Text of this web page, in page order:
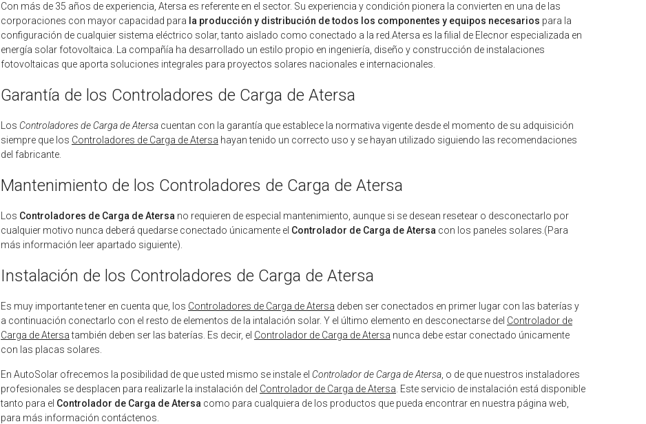
Con más de 35 años de experiencia, Atersa es referente en el sector. Su experiencia y condición pionera la convierten en una de las
corporaciones con mayor capacidad para la producción y distribución de todos los componentes y equipos necesarios para la
configuración de cualquier sistema eléctrico solar, tanto aislado como conectado a la red.Atersa es la filial de Elecnor especializada en
energía solar fotovoltaica. La compañía ha desarrollado un estilo propio en ingeniería, diseño y construcción de instalaciones
fotovoltaicas que aporta soluciones integrales para proyectos solares nacionales e internacionales.
Garantía de los Controladores de Carga de Atersa
Los Controladores de Carga de Atersa cuentan con la garantía que establece la normativa vigente desde el momento de su adquisición
siempre que los Controladores de Carga de Atersa hayan tenido un correcto uso y se hayan utilizado siguiendo las recomendaciones
del fabricante.
Mantenimiento de los Controladores de Carga de Atersa
Los Controladores de Carga de Atersa no requieren de especial mantenimiento, aunque si se desean resetear o desconectarlo por
cualquier motivo nunca deberá quedarse conectado únicamente el Controlador de Carga de Atersa con los paneles solares.(Para
más información leer apartado siguiente).
Instalación de los Controladores de Carga de Atersa
Es muy importante tener en cuenta que, los Controladores de Carga de Atersa deben ser conectados en primer lugar con las baterías y
a continuación conectarlo con el resto de elementos de la intalación solar. Y el último elemento en desconectarse del Controlador de
Carga de Atersatambién deben ser las baterías. Es decir, el Controlador de Carga de Atersa nunca debe estar conectado únicamente
con las placas solares.
En AutoSolar ofrecemos la posibilidad de que usted mismo se instale el Controlador de Carga de Atersa , o de que nuestros instaladores
profesionales se desplacen para realizarle la instalación del Controlador de Carga de Atersa . Este servicio de instalación está disponible
tanto para el Controlador de Carga de Atersa como para cualquiera de los productos que pueda encontrar en nuestra página web,
para más información contáctenos.